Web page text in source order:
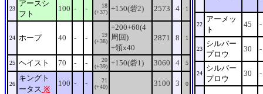
23
アースシ
フト
100 - -
18
(+37) +150(砦2) 2573 4 1
24 ホープ 40 - -
19
(+38)
+200+60(4
周回)
+領x40
2871 8 1
25 ヘイスト 70 - -
20
(+39) +150(砦1) 3060 4 5
26
キングト
ータス ※
100 - -
21
(+40)
3100 3 0
22
アーメッ
ト
45 -
23
シルバー
プロウ
30 -
24
シルバー
プロウ
30 -